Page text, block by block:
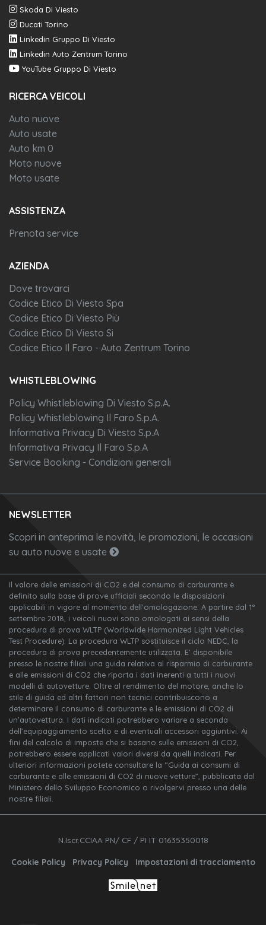
Skoda Di Viesto
Ducati Torino
Linkedin Gruppo Di Viesto
Linkedin Auto Zentrum Torino
YouTube Gruppo Di Viesto
RICERCA VEICOLI
Auto nuove
Auto usate
Auto km 0
Moto nuove
Moto usate
ASSISTENZA
Prenota service
AZIENDA
Dove trovarci
Codice Etico Di Viesto Spa
Codice Etico Di Viesto Più
Codice Etico Di Viesto Si
Codice Etico Il Faro - Auto Zentrum Torino
WHISTLEBLOWING
Policy Whistleblowing Di Viesto S.p.A.
Policy Whistleblowing Il Faro S.p.A.
Informativa Privacy Di Viesto S.p.A
Informativa Privacy Il Faro S.p.A
Service Booking - Condizioni generali
NEWSLETTER
Scopri in anteprima le novità, le promozioni, le occasioni
su auto nuove e usate
Il valore delle emissioni di CO2 e del consumo di carburante è
definito sulla base di prove ufficiali secondo le disposizioni
applicabili in vigore al momento dell'omologazione. A partire dal 1°
settembre 2018, i veicoli nuovi sono omologati ai sensi della
procedura di prova WLTP (Worldwide Harmonized Light Vehicles
Test Procedure). La procedura WLTP sostituisce il ciclo NEDC, la
procedura di prova precedentemente utilizzata. E’ disponibile
presso le nostre filiali una guida relativa al risparmio di carburante
e alle emissioni di CO2 che riporta i dati inerenti a tutti i nuovi
modelli di autovetture. Oltre al rendimento del motore, anche lo
stile di guida ed altri fattori non tecnici contribuiscono a
determinare il consumo di carburante e le emissioni di CO2 di
un’autovettura. I dati indicati potrebbero variare a seconda
dell’equipaggiamento scelto e di eventuali accessori aggiuntivi. Ai
fini del calcolo di imposte che si basano sulle emissioni di CO2,
potrebbero essere applicati valori diversi da quelli indicati. Per
ulteriori informazioni potete consultare la “Guida ai consumi di
carburante e alle emissioni di CO2 di nuove vetture”, pubblicata dal
Ministero dello Sviluppo Economico o rivolgervi presso una delle
nostre filiali.
N.Iscr.CCIAA PN/ CF / PI IT 01635350018
Cookie Policy Privacy Policy Impostazioni di tracciamento